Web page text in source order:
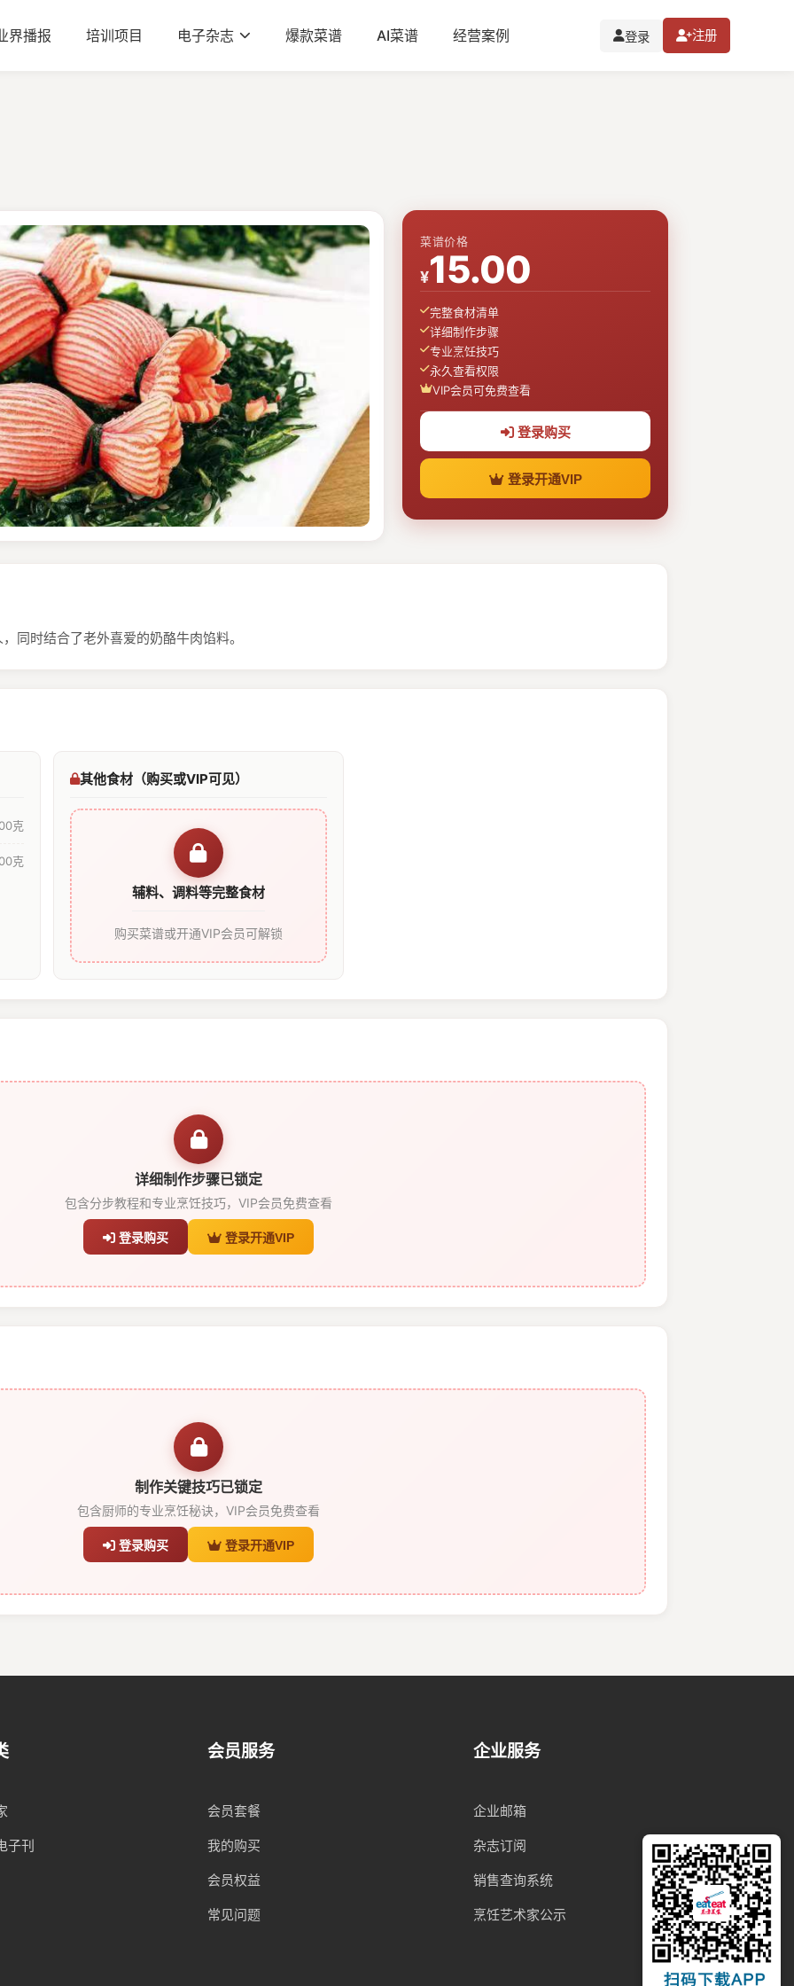
界播报 培训项目 电子杂志 爆款菜谱 AI菜谱 经营案例 登录 注册
菜谱价格
¥15.00
完整食材清单
详细制作步骤
专业烹饪技巧
永久查看权限
VIP会员可免费查看
登录购买
登录开通VIP
同时结合了老外喜爱的奶酪牛肉馅料。
克
克
其他食材（购买或VIP可见）
辅料、调料等完整食材
购买菜谱或开通VIP会员可解锁
详细制作步骤已锁定
包含分步教程和专业烹饪技巧，VIP会员免费查看
登录购买 登录开通VIP
制作关键技巧已锁定
包含厨师的专业烹饪秘诀，VIP会员免费查看
登录购买 登录开通VIP
子刊
会员服务
会员套餐
我的购买
会员权益
常见问题
企业服务
企业邮箱
杂志订阅
销售查询系统
烹饪艺术家公示